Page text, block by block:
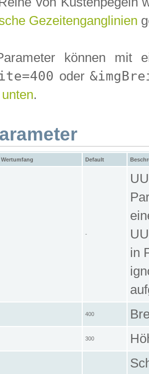
Gezeitenganglinien
können mit
oder
unten.
Wertumfang Default
-
in
400
300